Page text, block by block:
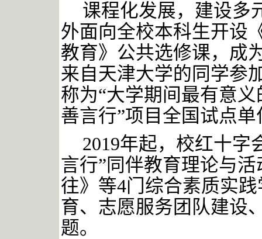
课程化发展，建设多
外面向全校本科生开设
教育》公共选修课，成
来自天津大学的同学参
称为“大学期间最有意
善言行”项目全国试点单
2019年起，校红十字
言行”同伴教育理论与
往》等4门综合素质实
育、志愿服务团队建设
题。